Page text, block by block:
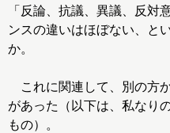
「反論、抗議、異議、反対
ンスの違いはほぼない、と
か。
これに関連して、別の方
があった（以下は、私なり
もの）。